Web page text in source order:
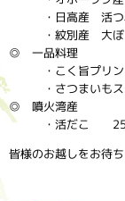
・日高産 活つ
・紋別産 大ぼ
◎ 一品料理
・こく旨プリ
・さつまいもス
◎ 噴火湾産
・活だこ
皆様のお越しをお待ち